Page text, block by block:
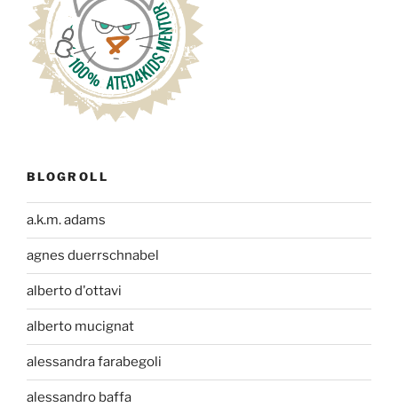
BLOGROLL
a.k.m. adams
agnes duerrschnabel
alberto d'ottavi
alberto mucignat
alessandra farabegoli
alessandro baffa